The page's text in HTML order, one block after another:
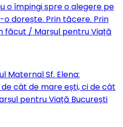
o împingi spre o alegere pe
o dorește. Prin tăcere. Prin
făcut / Marșul pentru Viață
Maternal Sf. Elena:
cât de mare ești, ci de cât
pentru Viață București